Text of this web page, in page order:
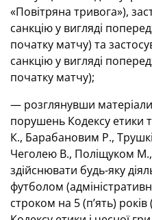
«Повітряна тривога»),
санкцію у вигляді
початку матчу) та
санкцію у вигляді
початку матчу);
— розглянувши
порушень Кодексу етики
К., Барабановим Р.,
Чеголею В., Поліщуком
здійснювати будь-яку
футболом
строком на 5 (п’ять)